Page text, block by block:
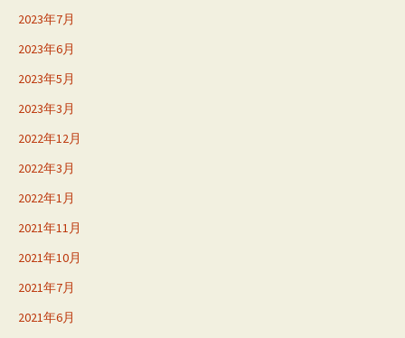
2023年7月
2023年6月
2023年5月
2023年3月
2022年12月
2022年3月
2022年1月
2021年11月
2021年10月
2021年7月
2021年6月